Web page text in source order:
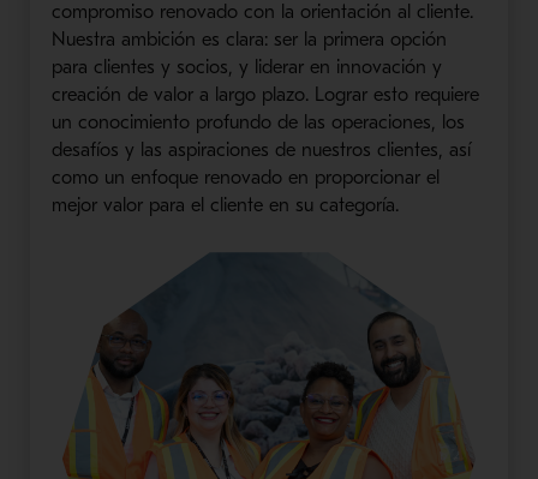
compromiso renovado con la orientación al cliente.
Nuestra ambición es clara: ser la primera opción
para clientes y socios, y liderar en innovación y
creación de valor a largo plazo. Lograr esto requiere
un conocimiento profundo de las operaciones, los
desafíos y las aspiraciones de nuestros clientes, así
como un enfoque renovado en proporcionar el
mejor valor para el cliente en su categoría.